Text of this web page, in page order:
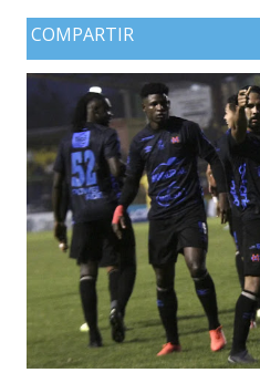
COMPARTIR